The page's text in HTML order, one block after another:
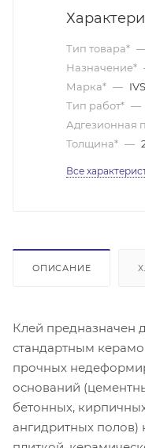
Тип товара*
Назначение*
Марка* —
Тип работ* —
Адгезионная
Толщина* —
Все
ОПИСАНИЕ
Клей предназначен
стандартным
прочных
оснований
бетонных,
ангидритных полов)